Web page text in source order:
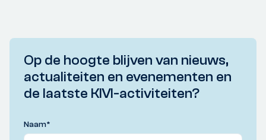
Op de hoogte blijven van nieuws,
actualiteiten en evenementen en
de laatste KIVI-activiteiten?
Naam*